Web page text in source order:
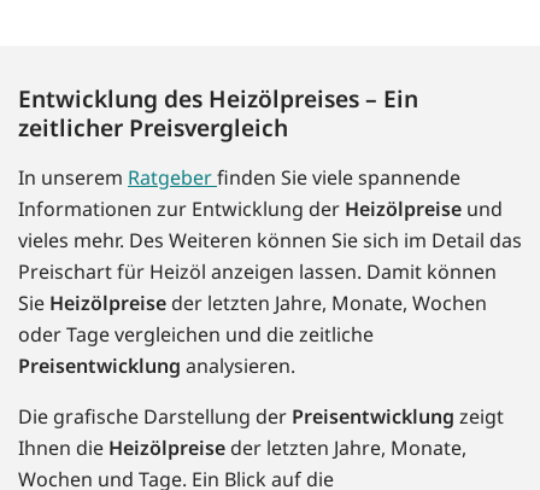
Entwicklung des Heizölpreises – Ein
zeitlicher Preisvergleich
In unserem Ratgeberfinden Sie viele spannende
Informationen zur Entwicklung der Heizölpreise und
vieles mehr. Des Weiteren können Sie sich im Detail das
Preischart für Heizöl anzeigen lassen. Damit können
Sie Heizölpreise der letzten Jahre, Monate, Wochen
oder Tage vergleichen und die zeitliche
Preisentwicklung analysieren.
Die grafische Darstellung der Preisentwicklung zeigt
Ihnen die Heizölpreise der letzten Jahre, Monate,
Wochen und Tage. Ein Blick auf die